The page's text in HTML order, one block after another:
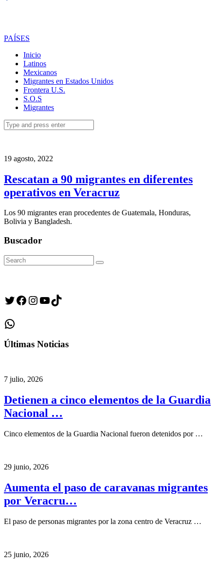
PAÍSES
Inicio
Latinos
Mexicanos
Migrantes en Estados Unidos
Frontera U.S.
S.O.S
Migrantes
Search
for:
19 agosto, 2022
Rescatan a 90 migrantes en diferentes
operativos en Veracruz
Los 90 migrantes eran procedentes de Guatemala, Honduras,
Bolivia y Bangladesh.
Buscador
Search
for:
Search
Twitter
Facebook
Instagram
YouTube
TikTok
WhatsApp
Últimas Noticias
7 julio, 2026
Detienen a cinco elementos de la Guardia
Nacional …
Cinco elementos de la Guardia Nacional fueron detenidos por …
29 junio, 2026
Aumenta el paso de caravanas migrantes
por Veracru…
El paso de personas migrantes por la zona centro de Veracruz …
25 junio, 2026